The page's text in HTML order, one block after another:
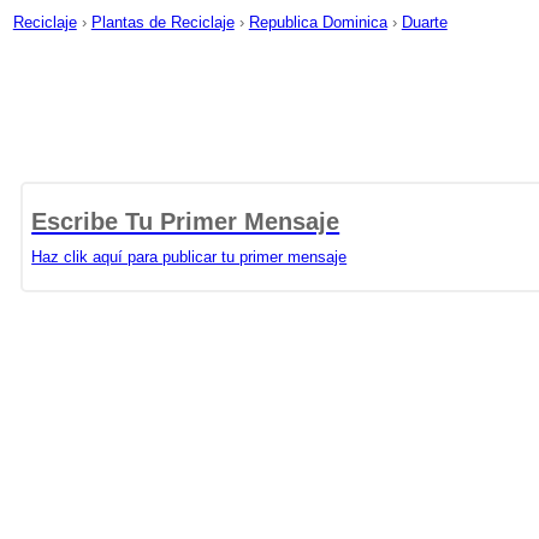
Reciclaje › Plantas de Reciclaje › Republica Dominica › Duarte
Escribe Tu Primer Mensaje
Haz clik aquí para publicar tu primer mensaje